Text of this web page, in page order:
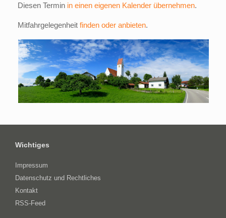
Diesen Termin in einen eigenen Kalender übernehmen.
Mitfahrgelegenheit finden oder anbieten.
Wichtiges
Impressum
Datenschutz und Rechtliches
Kontakt
RSS-Feed